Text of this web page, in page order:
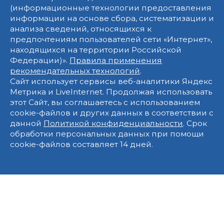
(информационные технологии предоставления
информации на основе сбора, систематизации и
анализа сведений, относящихся к
предпочтениям пользователей сети «Интернет»,
находящихся на территории Российской
Федерации)». Правила применения
рекомендательных технологий.
Сайт использует сервисы веб-аналитики Яндекс
Метрика и LiveInternet. Продолжая использовать
этот Сайт, вы соглашаетесь с использованием
cookie-файлов и других данных в соответствии с
данной Политикой конфиденциальности. Срок
обработки персональных данных при помощи
cookie-файлов составляет 14 дней.